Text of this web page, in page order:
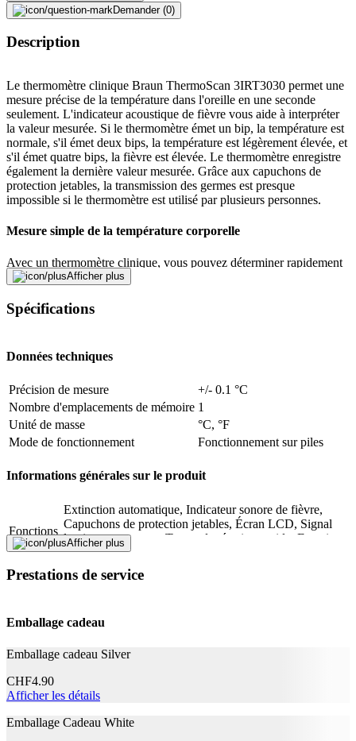
Demander (0)
Description
Le thermomètre clinique Braun ThermoScan 3IRT3030 permet une
mesure précise de la température dans l'oreille en une seconde
seulement. L'indicateur acoustique de fièvre vous aide à interpréter
la valeur mesurée. Si le thermomètre émet un bip, la température est
normale, s'il émet deux bips, la température est légèrement élevée, et
s'il émet quatre bips, la fièvre est élevée. Le thermomètre enregistre
également la dernière valeur mesurée. Grâce aux capuchons de
protection jetables, la transmission des germes est presque
impossible si le thermomètre est utilisé par plusieurs personnes.
Mesure simple de la température corporelle
Avec un thermomètre clinique, vous pouvez déterminer rapidement
et de manière fiable si votre température corporelle est normale,
vous pouvez mesurer votre température corporelle.
Description
Adresse e-mail (facultatif)
Signaler des données erronées
Afficher plus
Spécifications
Données techniques
Précision de mesure
+/- 0.1 °C
Nombre d'emplacements de mémoire 1
Unité de masse
°C, °F
Mode de fonctionnement
Fonctionnement sur piles
Informations générales sur le produit
Fonctions
Extinction automatique, Indicateur sonore de fièvre,
Capuchons de protection jetables, Écran LCD, Signal
lumineux et sonore, Temps de réaction rapide, Fonction
d'enregistrement
Type
Thermomètre infrarouge
Mentions légales
Importateur CH
Kaz Europe Sàrl, Route de la Chaux 4,
Classe de dispositifs
médicaux
Afficher plus
Prestations de service
Emballage cadeau
Emballage cadeau Silver
CHF4.90
Afficher les détails
Emballage Cadeau White